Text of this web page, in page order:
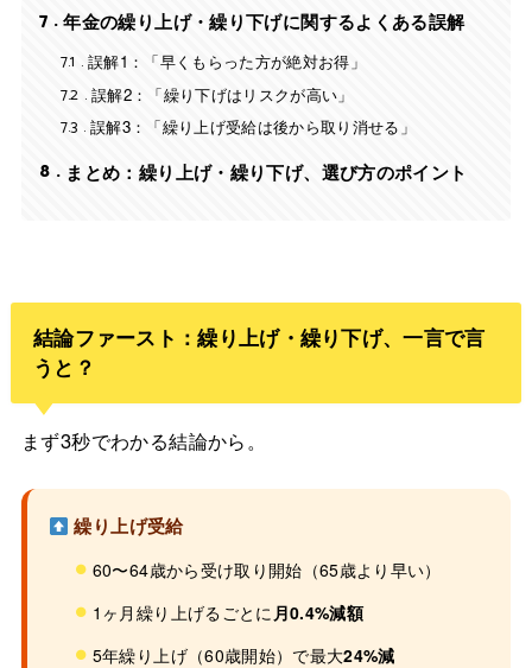
7
年金の繰り上げ・繰り下げに関するよくある誤解
7.1
誤解1：「早くもらった方が絶対お得」
7.2 誤解2：「繰り下げはリスクが高い」
7.3 誤解3：「繰り上げ受給は後から取り消せる」
8 まとめ：繰り上げ・繰り下げ、選び方のポイント
結論ファースト：繰り上げ・繰り下げ、一言で言
うと？
まず3秒でわかる結論から。
繰り上げ受給
60〜64歳から受け取り開始（65歳より早い）
1ヶ月繰り上げるごとに 月0.4%減額
5年繰り上げ（60歳開始）で最大24%減